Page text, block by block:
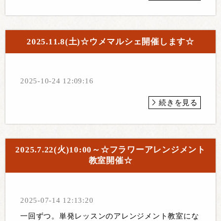
2025.11.8(土)☆ウメマルシェ開催します☆
2025-10-24 12:09:16
続きを見る
2025.7.22(火)10:00～☆フラワーアレンジメント
教室開催☆
2025-07-14 12:13:20
一回ずつ。単発レッスンのアレンジメント教室にな